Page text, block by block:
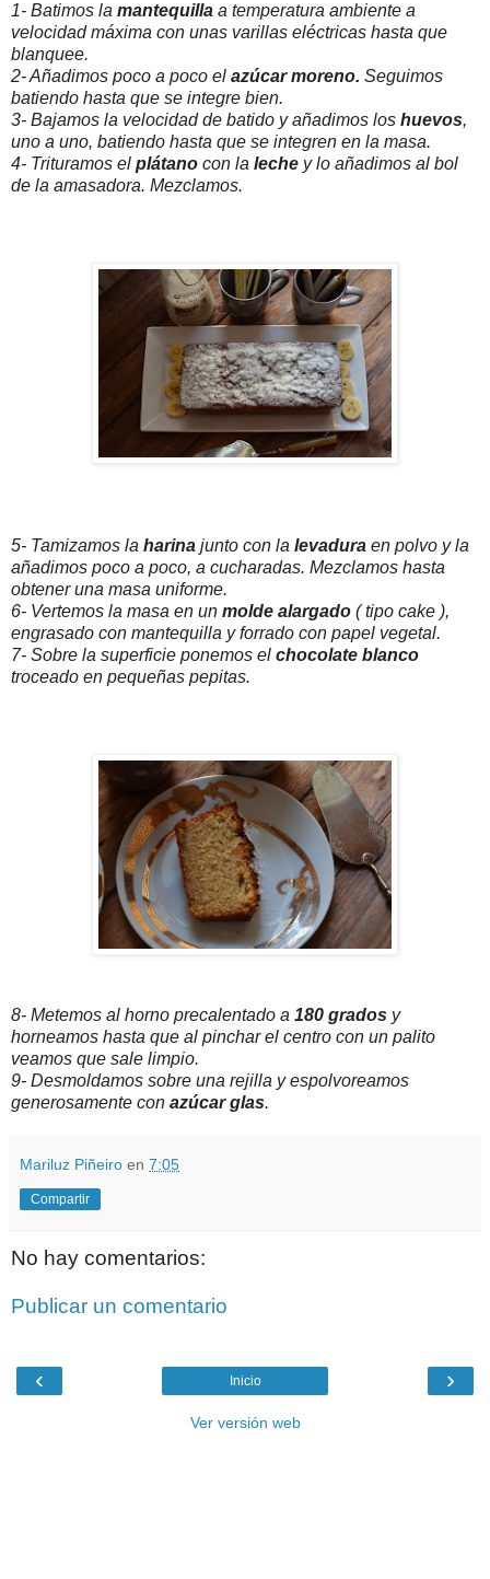
1- Batimos la mantequilla a temperatura ambiente a
velocidad máxima con unas varillas eléctricas hasta que
blanquee.
2- Añadimos poco a poco el azúcar moreno. Seguimos
batiendo hasta que se integre bien.
3- Bajamos la velocidad de batido y añadimos los huevos,
uno a uno, batiendo hasta que se integren en la masa.
4- Trituramos el plátano con la leche y lo añadimos al bol
de la amasadora. Mezclamos.
5- Tamizamos la harina junto con la levadura en polvo y la
añadimos poco a poco, a cucharadas. Mezclamos hasta
obtener una masa uniforme.
6- Vertemos la masa en un molde alargado ( tipo cake ),
engrasado con mantequilla y forrado con papel vegetal.
7- Sobre la superficie ponemos el chocolate blanco
troceado en pequeñas pepitas.
8- Metemos al horno precalentado a 180 grados y
horneamos hasta que al pinchar el centro con un palito
veamos que sale limpio.
9- Desmoldamos sobre una rejilla y espolvoreamos
generosamente con azúcar glas.
Mariluz Piñeiro en 7:05
Compartir
No hay comentarios:
Publicar un comentario
‹ ›
Inicio
Ver versión web